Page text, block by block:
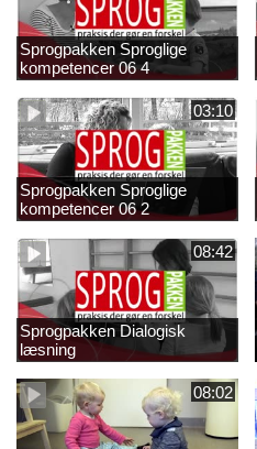
Sprogpakken Sproglige
kompetencer 06 4
03:10
Sprogpakken Sproglige
kompetencer 06 2
08:42
Sprogpakken Dialogisk
læsning
08:02